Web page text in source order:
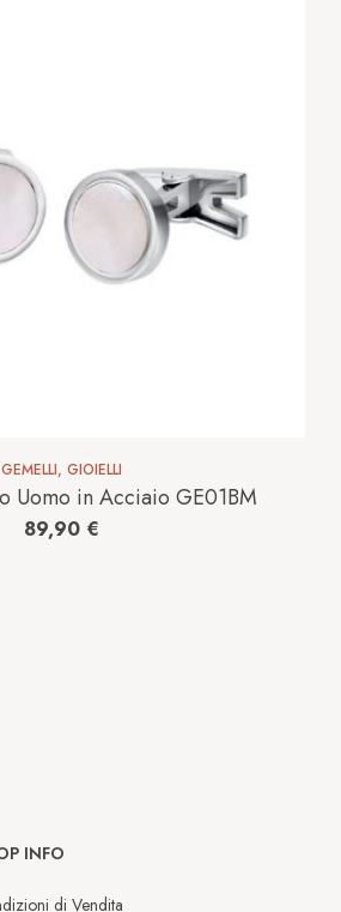
GEMELLI, GIOIELLI
Uomo in Acciaio GE01BM
89,90 €
INFO
di Vendita